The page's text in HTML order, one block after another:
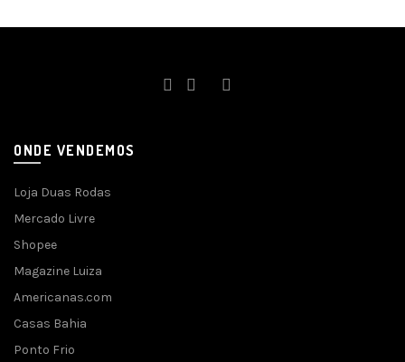
ONDE VENDEMOS
Loja Duas Rodas
Mercado Livre
Shopee
Magazine Luiza
Americanas.com
Casas Bahia
Ponto Frio